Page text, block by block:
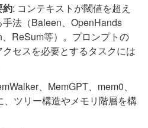
約: コンテキストが閾値を超え
法（Baleen、OpenHands
ReSum等）。プロンプトの
セスを必要とするタスクには
、MemGPT、mem0、
ツリー構造やメモリ階層を構